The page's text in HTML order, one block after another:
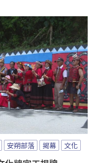
安朔部落 揭幕 文化